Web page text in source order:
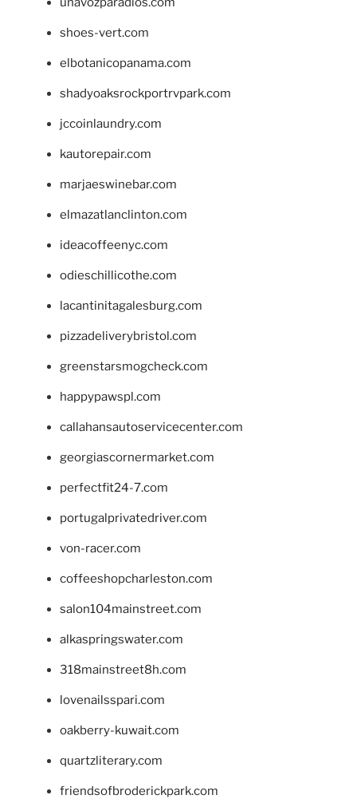
shoes-vert.com
elbotanicopanama.com
shadyoaksrockportrvpark.com
jccoinlaundry.com
kautorepair.com
marjaeswinebar.com
elmazatlanclinton.com
ideacoffeenyc.com
odieschillicothe.com
lacantinitagalesburg.com
pizzadeliverybristol.com
greenstarsmogcheck.com
happypawspl.com
callahansautoservicecenter.com
georgiascornermarket.com
perfectfit24-7.com
portugalprivatedriver.com
von-racer.com
coffeeshopcharleston.com
salon104mainstreet.com
alkaspringswater.com
318mainstreet8h.com
lovenailsspari.com
oakberry-kuwait.com
quartzliterary.com
friendsofbroderickpark.com